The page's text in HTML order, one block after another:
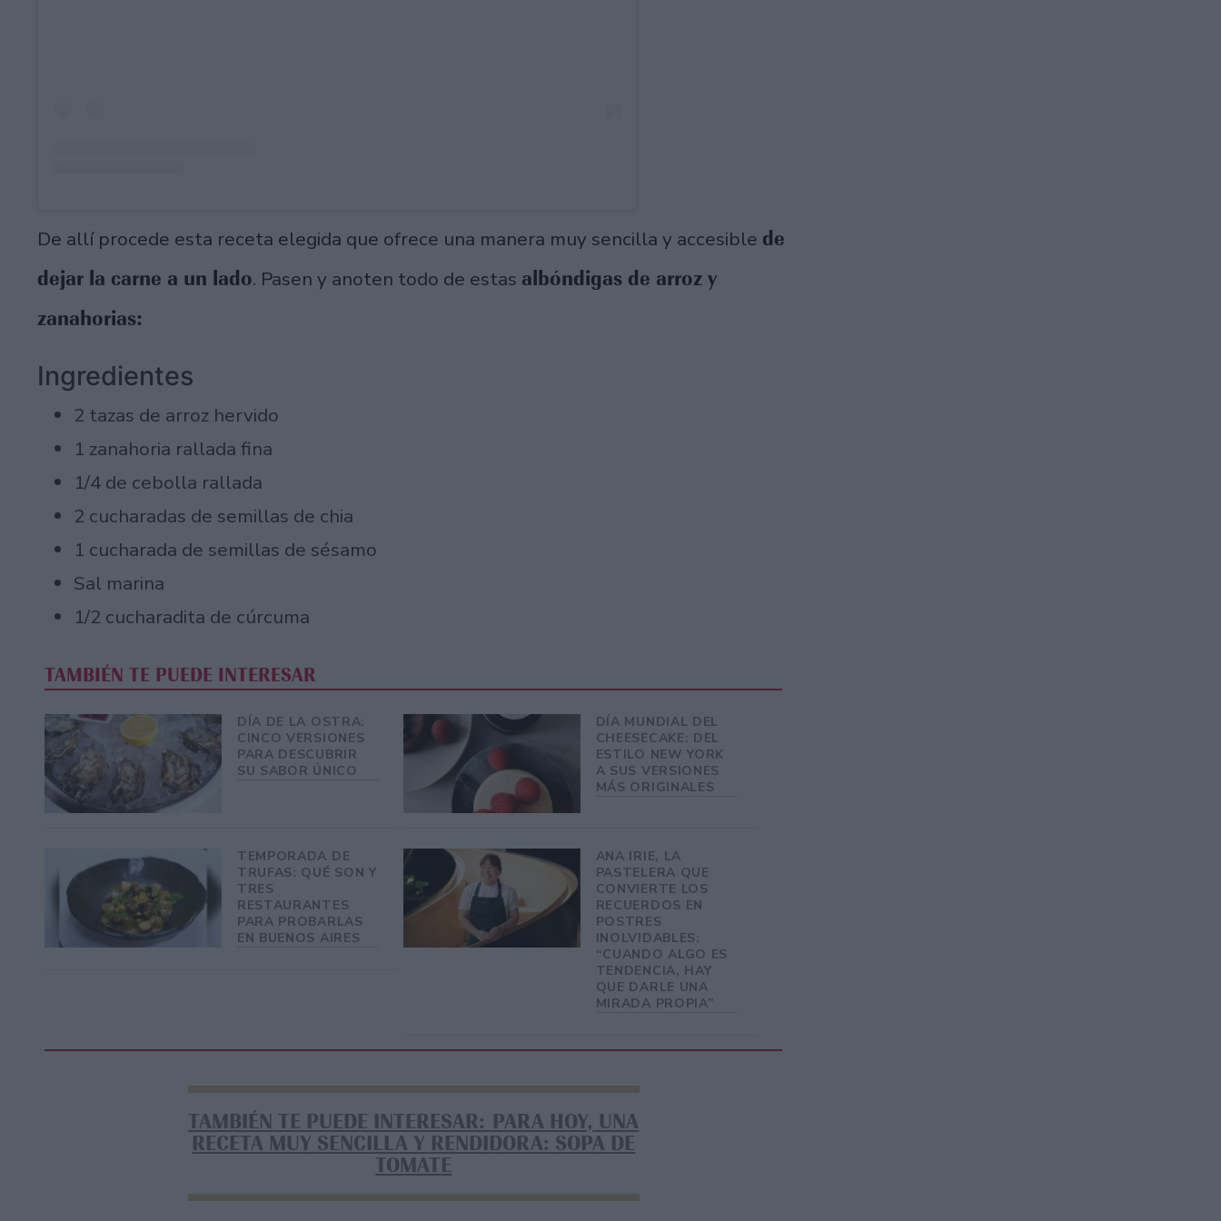
De allí procede esta receta elegida que ofrece una manera muy sencilla y accesible de
dejar la carne a un lado. Pasen y anoten todo de estas albóndigas de arroz y
zanahorias:
Ingredientes
2 tazas de arroz hervido
1 zanahoria rallada fina
1/4 de cebolla rallada
2 cucharadas de semillas de chia
1 cucharada de semillas de sésamo
Sal marina
1/2 cucharadita de cúrcuma
TAMBIÉN TE PUEDE INTERESAR
DÍA DE LA OSTRA:
CINCO VERSIONES
PARA DESCUBRIR
SU SABOR ÚNICO
DÍA MUNDIAL DEL
CHEESECAKE: DEL
ESTILO NEW YORK
A SUS VERSIONES
MÁS ORIGINALES
TEMPORADA DE
TRUFAS: QUÉ SON Y
TRES
RESTAURANTES
PARA PROBARLAS
EN BUENOS AIRES
ANA IRIE, LA
PASTELERA QUE
CONVIERTE LOS
RECUERDOS EN
POSTRES
INOLVIDABLES:
“CUANDO ALGO ES
TENDENCIA, HAY
QUE DARLE UNA
MIRADA PROPIA”
TAMBIÉN TE PUEDE INTERESAR: PARA HOY, UNA
RECETA MUY SENCILLA Y RENDIDORA: SOPA DE
TOMATE